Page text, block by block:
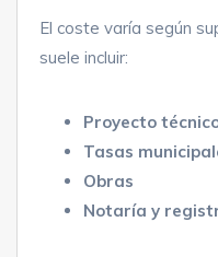
El coste varía según
suele incluir:
Proyecto
Tasas
Obras
Notaría y